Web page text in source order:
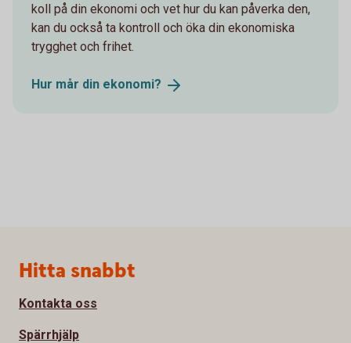
koll på din ekonomi och vet hur du kan påverka den,
kan du också ta kontroll och öka din ekonomiska
trygghet och frihet.
Hur mår din ekonomi?
Sidfot
Hitta snabbt
Kontakta oss
Spärrhjälp